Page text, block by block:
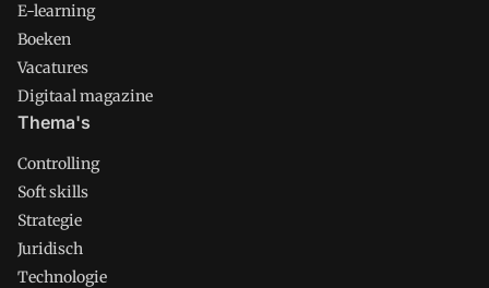
E-learning
Boeken
Vacatures
Digitaal magazine
Thema's
Controlling
Soft skills
Strategie
Juridisch
Technologie